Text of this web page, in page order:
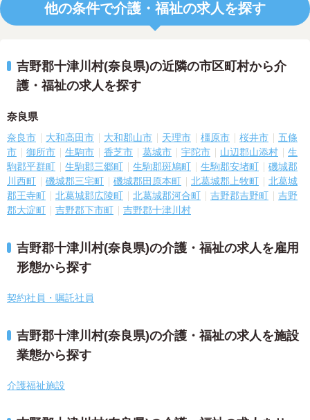
他の条件で介護・福祉の求人を探す
吉野郡十津川村(奈良県)の近隣の市区町村から介
護・福祉の求人を探す
奈良県
奈良市 大和高田市 大和郡山市 天理市 橿原市 桜井市
五條
市
御所市 生駒市 香芝市 葛城市 宇陀市 山辺郡山添村
生
駒郡平群町
生駒郡三郷町 生駒郡斑鳩町 生駒郡安堵町
磯城郡
川西町
磯城郡三宅町 磯城郡田原本町 北葛城郡上牧町
北葛城
郡王寺町
北葛城郡広陵町 北葛城郡河合町 吉野郡吉野町
吉野
郡大淀町
吉野郡下市町 吉野郡十津川村
吉野郡十津川村(奈良県)の介護・福祉の求人を雇用
形態から探す
契約社員・嘱託社員
吉野郡十津川村(奈良県)の介護・福祉の求人を施設
業態から探す
介護福祉施設